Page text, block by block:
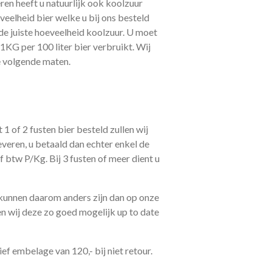
heeft u natuurlijk ook koolzuur
bier welke u bij ons besteld
juiste hoeveelheid koolzuur. U moet
per 100 liter bier verbruikt. Wij
maten.
1 of 2 fusten bier besteld zullen wij
u betaald dan echter enkel de
P/Kg. Bij 3 fusten of meer dient u
daarom anders zijn dan op onze
wij deze zo goed mogelijk up to date
embelage van 120,- bij niet retour.